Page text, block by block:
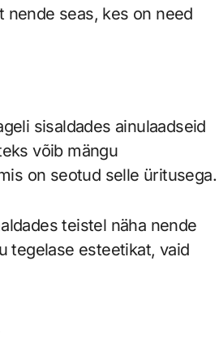
nende seas, kes on need
sisaldades ainulaadseid
võib mängu
on seotud selle üritusega.
teistel näha nende
tegelase esteetikat, vaid